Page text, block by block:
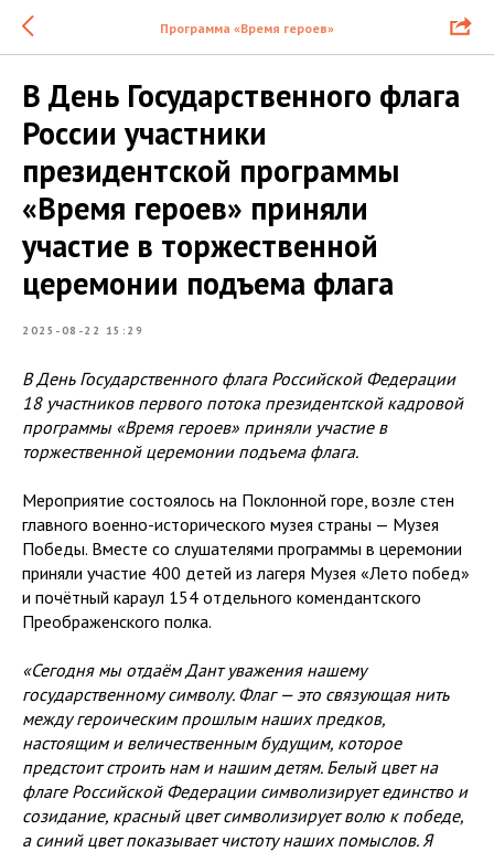
Программа «Время героев»
В День Государственного флага
России участники
президентской программы
«Время героев» приняли
участие в торжественной
церемонии подъема флага
2025-08-22 15:29
В День Государственного флага Российской Федерации
18 участников первого потока президентской кадровой
программы «Время героев» приняли участие в
торжественной церемонии подъема флага.
Мероприятие состоялось на Поклонной горе, возле стен
главного военно-исторического музея страны — Музея
Победы. Вместе со слушателями программы в церемонии
приняли участие 400 детей из лагеря Музея «Лето побед»
и почётный караул 154 отдельного комендантского
Преображенского полка.
«Сегодня мы отдаём Дант уважения нашему
государственному символу. Флаг — это связующая нить
между героическим прошлым наших предков,
настоящим и величественным будущим, которое
предстоит строить нам и нашим детям. Белый цвет на
флаге Российской Федерации символизирует единство и
созидание, красный цвет символизирует волю к победе,
а синий цвет показывает чистоту наших помыслов. Я